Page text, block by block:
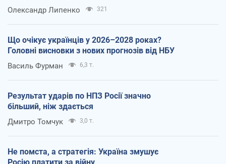
Олександр Липенко 321
Що очікує українців у 2026–2028 роках?
Головні висновки з нових прогнозів від НБУ
Василь Фурман 6,3 т.
Результат ударів по НПЗ Росії значно
більший, ніж здається
Дмитро Томчук 3,0 т.
Не помста, а стратегія: Україна змушує
Росію платити за війну